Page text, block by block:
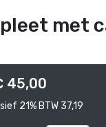
met
45,00
21% BTW 37,19